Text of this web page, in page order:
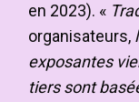
en 2023). «
organisateurs,
exposantes
tiers sont